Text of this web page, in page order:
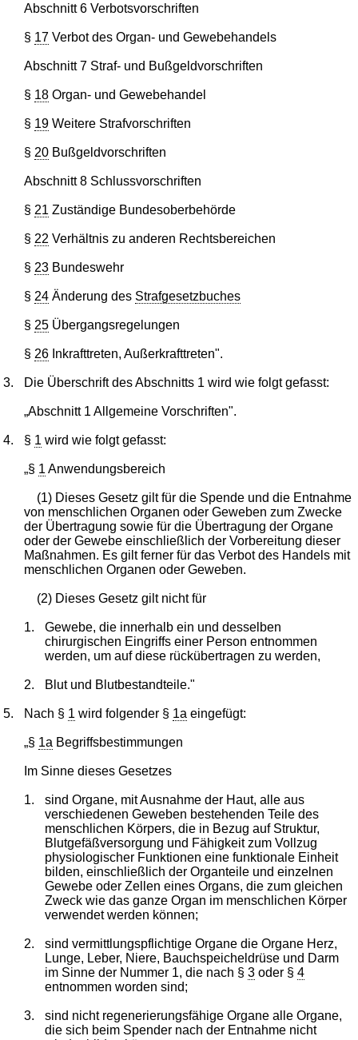
Abschnitt 6 Verbotsvorschriften
§ 17 Verbot des Organ- und Gewebehandels
Abschnitt 7 Straf- und Bußgeldvorschriften
§ 18 Organ- und Gewebehandel
§ 19 Weitere Strafvorschriften
§ 20 Bußgeldvorschriften
Abschnitt 8 Schlussvorschriften
§ 21 Zuständige Bundesoberbehörde
§ 22 Verhältnis zu anderen Rechtsbereichen
§ 23 Bundeswehr
§ 24 Änderung des Strafgesetzbuches
§ 25 Übergangsregelungen
§ 26 Inkrafttreten, Außerkrafttreten".
3. Die Überschrift des Abschnitts 1 wird wie folgt gefasst:
„Abschnitt 1 Allgemeine Vorschriften".
4. § 1 wird wie folgt gefasst:
„§ 1 Anwendungsbereich
(1) Dieses Gesetz gilt für die Spende und die Entnahme
von menschlichen Organen oder Geweben zum Zwecke
der Übertragung sowie für die Übertragung der Organe
oder der Gewebe einschließlich der Vorbereitung dieser
Maßnahmen. Es gilt ferner für das Verbot des Handels mit
menschlichen Organen oder Geweben.
(2) Dieses Gesetz gilt nicht für
1.
Gewebe, die innerhalb ein und desselben
chirurgischen Eingriffs einer Person entnommen
werden, um auf diese rückübertragen zu werden,
2. Blut und Blutbestandteile."
5. Nach § 1 wird folgender § 1a eingefügt:
„§ 1a Begriffsbestimmungen
Im Sinne dieses Gesetzes
1.
sind Organe, mit Ausnahme der Haut, alle aus
verschiedenen Geweben bestehenden Teile des
menschlichen Körpers, die in Bezug auf Struktur,
Blutgefäßversorgung und Fähigkeit zum Vollzug
physiologischer Funktionen eine funktionale Einheit
bilden, einschließlich der Organteile und einzelnen
Gewebe oder Zellen eines Organs, die zum gleichen
Zweck wie das ganze Organ im menschlichen Körper
verwendet werden können;
2.
sind vermittlungspflichtige Organe die Organe Herz,
Lunge, Leber, Niere, Bauchspeicheldrüse und Darm
im Sinne der Nummer 1, die nach § 3oder § 4
entnommen worden sind;
3.
sind nicht regenerierungsfähige Organe alle Organe,
die sich beim Spender nach der Entnahme nicht